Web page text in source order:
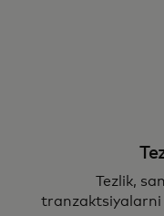
Tezlik,
tranzaktsiyalarni